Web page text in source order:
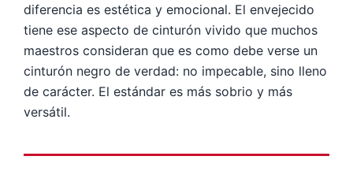
diferencia es estética y emocional. El envejecido
tiene ese aspecto de cinturón vivido que muchos
maestros consideran que es como debe verse un
cinturón negro de verdad: no impecable, sino lleno
de carácter. El estándar es más sobrio y más
versátil.